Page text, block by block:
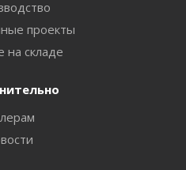
проекты
на складе